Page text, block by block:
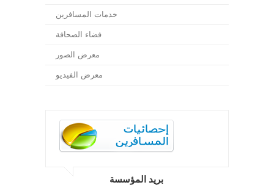
خدمات المسافرين
فضاء الصحافة
معرض الصور
معرض الفيديو
بريد المؤسسة